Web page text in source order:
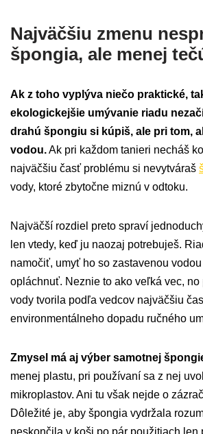
Najväčšiu zmenu
špongia, ale menej
Ak z toho vyplýva niečo praktické,
ekologickejšie umývanie riadu
drahú špongiu si kúpiš, ale pri tom,
vodou.Ak pri každom tanieri necháš
najväčšiu časť problému si nevytváraš
vody, ktoré zbytočne miznú v odtoku.
Najväčší rozdiel preto spraví
len vtedy, keď ju naozaj potrebuješ.
namočiť, umyť ho so zastavenou
opláchnuť. Neznie to ako veľká vec, no
vody tvorila podľa vedcov najväčšiu
environmentálneho dopadu ručného
Zmysel má aj výber samotnej
menej plastu, pri používaní sa z nej
mikroplastov. Ani tu však nejde o
Dôležité je, aby špongia vydržala